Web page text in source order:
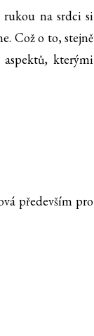
rukou na srdci si
Což o to, stejně
kterými
především pro